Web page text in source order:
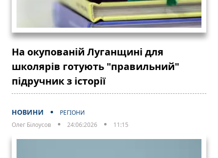
На окупованій Луганщині для
школярів готують "правильний"
підручник з історії
НОВИНИ
РЕГІОНИ
Олег Білоусов
24:06:2026 11:15